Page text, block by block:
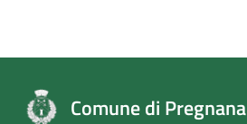
Comune di